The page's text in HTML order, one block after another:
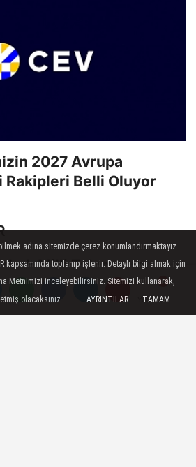
Yorumlar
Yorumlar
2027 Avrupa
Rakipleri Belli Oluyor
Milli Takımımız,
Şampiyonası'nda Yarı
Çelik, Fenerbahçe'ye geri
adına sitemizde çerez konumlandırmaktayız.
kapsamında toplanıp işlenir. Detaylı bilgi almak için
Metnimizi inceleyebilirsiniz. Sitemizi kullanarak,
olacaksınız.
AYRINTILAR TAMAM